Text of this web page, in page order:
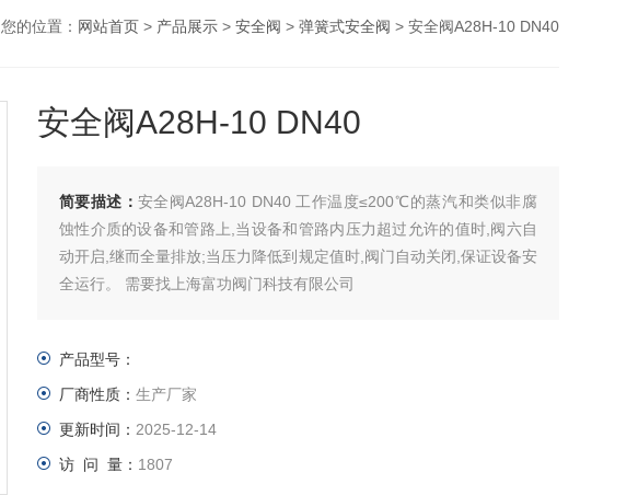
您的位置： 网站首页 > 产品展示 > 安全阀 > 弹簧式安全阀 > 安全阀A28H-10 DN40
安全阀A28H-10 DN40
简要描述： 安全阀A28H-10 DN40 工作温度≤200℃的蒸汽和类似非腐
蚀性介质的设备和管路上,当设备和管路内压力超过允许的值时,阀六自
动开启,继而全量排放;当压力降低到规定值时,阀门自动关闭,保证设备安
全运行。 需要找上海富功阀门科技有限公司
产品型号：
厂商性质： 生产厂家
更新时间： 2025-12-14
访 问 量： 1807